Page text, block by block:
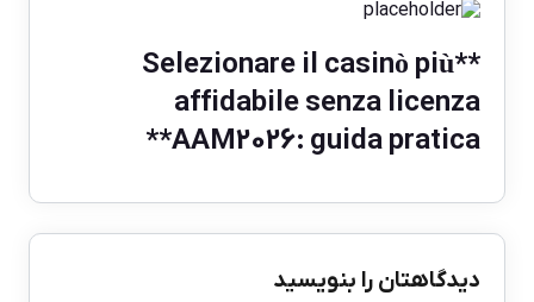
**Selezionare il casinò più
affidabile senza licenza
AAM2026: guida pratica**
دیدگاهتان را بنویسید